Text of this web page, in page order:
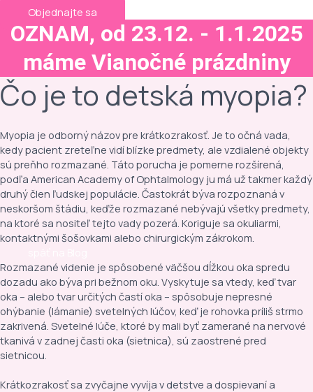
Objednajte sa
OZNAM, od 23.12. - 1.1.2025
máme Vianočné prázdniny
Čo je to detská myopia?
Myopia je odborný názov pre krátkozrakosť. Je to očná vada,
kedy pacient zreteľne vidí blízke predmety, ale vzdialené objekty
sú preňho rozmazané. Táto porucha je pomerne rozšírená,
podľa American Academy of Ophtalmology ju má už takmer každý
druhý člen ľudskej populácie. Častokrát býva rozpoznaná v
neskoršom štádiu, keďže rozmazané nebývajú všetky predmety,
na ktoré sa nositeľ tejto vady pozerá. Koriguje sa okuliarmi,
kontaktnými šošovkami alebo chirurgickým zákrokom.
Rozmazané videnie je spôsobené väčšou dĺžkou oka spredu
dozadu ako býva pri bežnom oku. Vyskytuje sa vtedy, keď tvar
oka – alebo tvar určitých častí oka – spôsobuje nepresné
ohýbanie (lámanie) svetelných lúčov, keď je rohovka príliš strmo
zakrivená. Svetelné lúče, ktoré by mali byť zamerané na nervové
tkanivá v zadnej časti oka (sietnica), sú zaostrené pred
sietnicou.
Krátkozrakosť sa zvyčajne vyvíja v detstve a dospievaní a